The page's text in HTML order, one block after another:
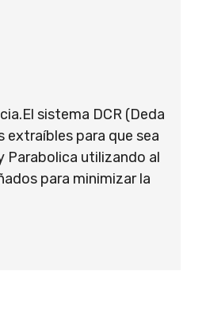
sistema DCR (Deda
extraíbles para que sea
Parabolica utilizando al
para minimizar la